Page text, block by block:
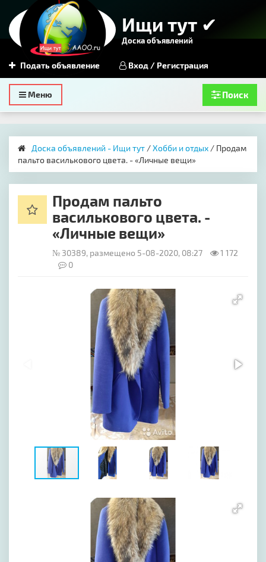
Ищи тут ✔
Доска объявлений
Подать объявление Вход / Регистрация
Toggle
navigation
Меню Поиск
Доска объявлений - Ищи тут /Хобби и отдых / Продам
пальто василькового цвета. - «Личные вещи»
Продам пальто
василькового цвета. -
«Личные вещи»
№ 30389, размещено 5-08-2020, 08:27
1 172
0